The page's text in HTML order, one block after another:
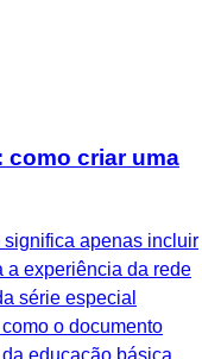
como criar uma
significa apenas incluir
a experiência da rede
série especial
o documento
educação básica.